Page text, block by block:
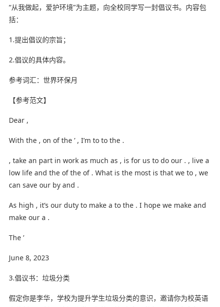
“从我做起，爱护环境”为主题，向全校同学写一封倡议书。内容包
括：
1.提出倡议的宗旨；
2.倡议的具体内容。
参考词汇：世界环保月
【参考范文】
Dear ,
With the , on of the ’ , I’m to to the .
, take an part in work as much as , is for us to do our . , live a
low­ life and the of the of . What is the most is that we to , we
can save our by and .
As high , it’s our duty to make a to the . I hope we make and
make our a .
The ’
June 8, 2023
3.倡议书：垃圾分类
假定你是李华，学校为提升学生垃圾分类的意识，邀请你为校英语